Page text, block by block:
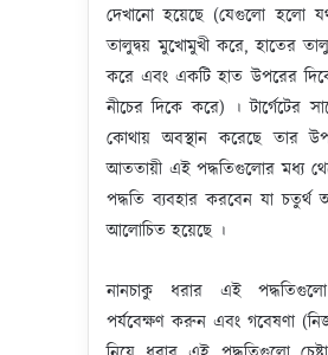
দেখানো হয়েছে (যেগুলো হলো
তালুদ্বয় মুখোমুখী করে, হাতের
করে এবং একটি হাত উপরের
নীচের দিকে করে) । টার্গেটের
কোথায় অবস্থান করেছে তার
আততায়ী এই পদ্ধতিগুলোর মধ্য
পদ্ধতি ব্যবহার করবেন যা চতুর্থ
আলোচিত হয়েছে ।
নানচাকু ধরার এই
পর্যবেক্ষণ করুন এবং গবেষণা